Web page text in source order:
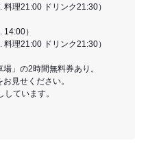
理21:00 ドリンク21:30）
）
理21:00 ドリンク21:30）
場」の2時間無料券あり。
見せください。
ています。